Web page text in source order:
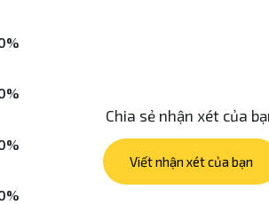
Chia sẻ nhận xét của
Viết nhận xét của bạn